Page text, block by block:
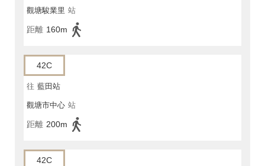
觀塘駿業里 站
距離 160m
42C
往 藍田站
觀塘市中心 站
距離 200m
42C